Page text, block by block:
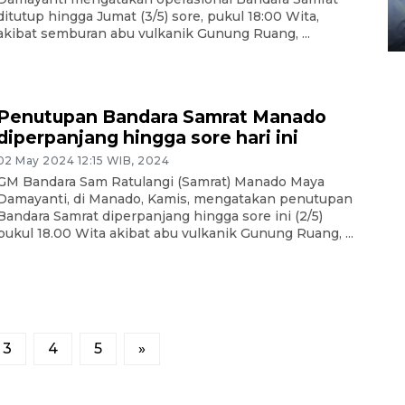
hingga Jumat (3/5) sore, pukul 18:00 Wita,
semburan abu vulkanik Gunung Ruang, ...
Bandara Samrat Manado
hingga sore hari ini
May 2024 12:15 WIB, 2024
Bandara Sam Ratulangi (Samrat) Manado Maya
di Manado, Kamis, mengatakan penutupan
Samrat diperpanjang hingga sore ini (2/5)
18.00 Wita akibat abu vulkanik Gunung Ruang, ...
3 4 5 »
gunakan mobil jenazah
08 February 2024 15:30 WIB, 2024